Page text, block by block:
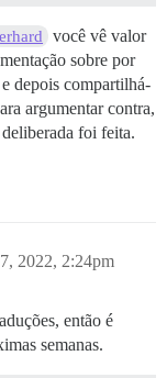
você vê valor
sobre por
depois compartilhá-
argumentar contra,
foi feita.
2022, 2:24pm
então é
semanas.